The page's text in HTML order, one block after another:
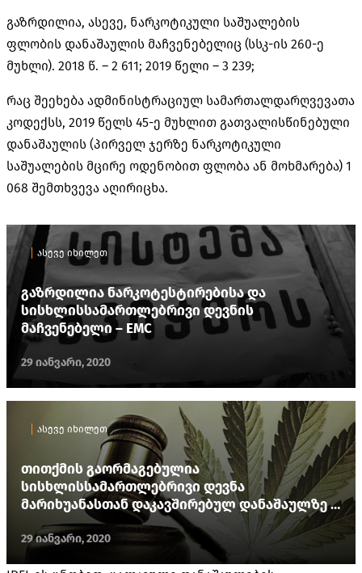
გაზრდილია, ასევე, ნარკოტიკული საშუალების
ფლობის დანაშაულის მაჩვენებელიც (სსკ-ის 260-ე
მუხლი). 2018 წ. – 2 611; 2019 წელი – 3 239;
რაც შეეხება ადმინისტრაციულ სამართალდარღვევათა
კოდექსს, 2019 წელს 45-ე მუხლით გათვალისწინებული
დანაშაულის (პირველ ჯერზე ნარკოტიკული
საშუალების მცირე ოდენობით ფლობა ან მოხმარება) 1
068 შემთხვევა აღირიცხა.
ასევე იხილეთ
გაზრდილია ნარკოტესტირებისა და
სისხლისსამართლებრივი დევნის
მაჩვენებელი – EMC
29 იანვარი, 2020
ასევე იხილეთ
თითქმის გაორმაგებულია
სისხლისსამართლებრივი დევნა
მარიხუანასთან დაკავშირებულ დანაშაულზე –
EMC
29 იანვარი, 2020